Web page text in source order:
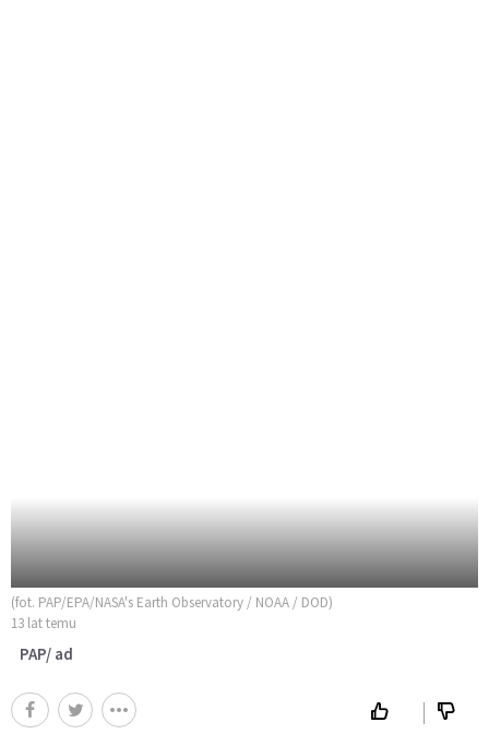
(fot. PAP/EPA/NASA's Earth Observatory / NOAA / DOD)
13 lat temu
PAP/ ad